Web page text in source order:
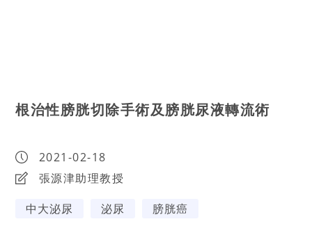
根治性膀胱切除手術及膀胱尿液轉流術
2021-02-18
張源津助理教授
中大泌尿
泌尿 膀胱癌